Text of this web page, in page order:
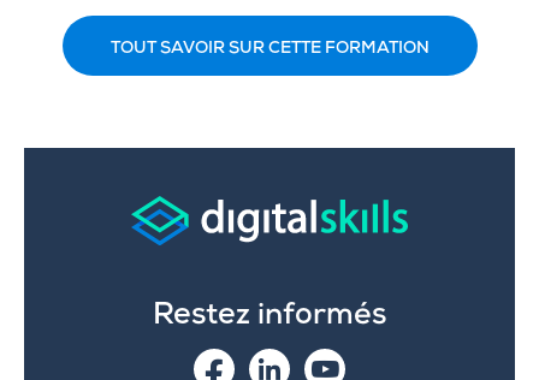
TOUT SAVOIR SUR CETTE FORMATION
Restez informés